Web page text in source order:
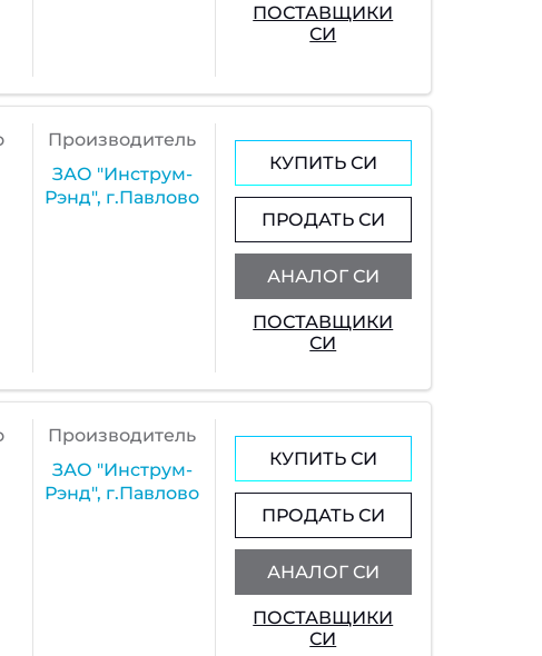
ПОСТАВЩИКИ
СИ
Производитель
ЗАО "Инструм-
Рэнд", г.Павлово
КУПИТЬ СИ
ПРОДАТЬ СИ
АНАЛОГ СИ
ПОСТАВЩИКИ
СИ
Производитель
ЗАО "Инструм-
Рэнд", г.Павлово
КУПИТЬ СИ
ПРОДАТЬ СИ
АНАЛОГ СИ
ПОСТАВЩИКИ
СИ